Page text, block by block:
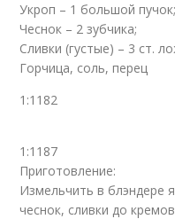
Укроп – 1 большой пучок;
Чеснок – 2 зубчика;
Сливки (густые) – 3 ст.
Горчица, соль, перец
1:1182
1:1187
Приготовление:
Измельчить в блэндере
чеснок, сливки до